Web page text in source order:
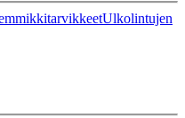
Ulkolintujen